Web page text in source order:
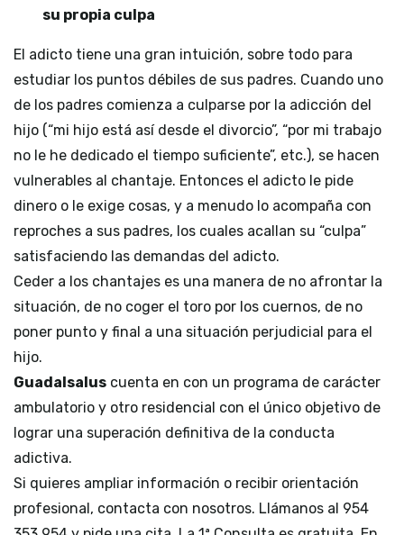
su propia culpa
El adicto tiene una gran intuición, sobre todo para
estudiar los puntos débiles de sus padres. Cuando uno
de los padres comienza a culparse por la adicción del
hijo (“mi hijo está así desde el divorcio”, “por mi trabajo
no le he dedicado el tiempo suficiente”, etc.), se hacen
vulnerables al chantaje. Entonces el adicto le pide
dinero o le exige cosas, y a menudo lo acompaña con
reproches a sus padres, los cuales acallan su “culpa”
satisfaciendo las demandas del adicto.
Ceder a los chantajes es una manera de no afrontar la
situación, de no coger el toro por los cuernos, de no
poner punto y final a una situación perjudicial para el
hijo.
Guadalsalus cuenta en con un programa de carácter
ambulatorio y otro residencial con el único objetivo de
lograr una superación definitiva de la conducta
adictiva.
Si quieres ampliar información o recibir orientación
profesional, contacta con nosotros. Llámanos al 954